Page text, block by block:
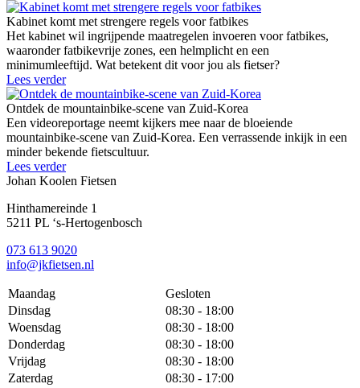
Kabinet komt met strengere regels voor fatbikes
Het kabinet wil ingrijpende maatregelen invoeren voor fatbikes,
waaronder fatbikevrije zones, een helmplicht en een
minimumleeftijd. Wat betekent dit voor jou als fietser?
Lees verder
Ontdek de mountainbike-scene van Zuid-Korea
Een videoreportage neemt kijkers mee naar de bloeiende
mountainbike-scene van Zuid-Korea. Een verrassende inkijk in een
minder bekende fietscultuur.
Lees verder
Johan Koolen Fietsen
Hinthamereinde 1
5211 PL ‘s-Hertogenbosch
073 613 9020
info@jkfietsen.nl
Maandag
Gesloten
Dinsdag
08:30 - 18:00
Woensdag
08:30 - 18:00
Donderdag
08:30 - 18:00
Vrijdag
08:30 - 18:00
Zaterdag
08:30 - 17:00